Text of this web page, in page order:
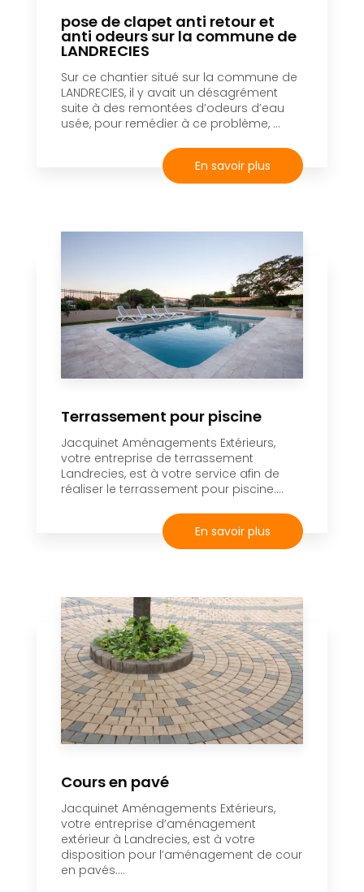
pose de clapet anti retour et
anti odeurs sur la commune de
LANDRECIES
Sur ce chantier situé sur la commune de
LANDRECIES, il y avait un désagrément
suite à des remontées d’odeurs d’eau
usée, pour remédier à ce problème, ...
En savoir plus
Terrassement pour piscine
Jacquinet Aménagements Extérieurs,
votre entreprise de terrassement
Landrecies, est à votre service afin de
réaliser le terrassement pour piscine....
En savoir plus
Cours en pavé
Jacquinet Aménagements Extérieurs,
votre entreprise d’aménagement
extérieur à Landrecies, est à votre
disposition pour l’aménagement de cour
en pavés....